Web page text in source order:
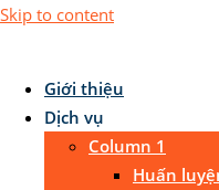
Skip to content
Giới thiệu
Dịch vụ
Column 1
Huấn